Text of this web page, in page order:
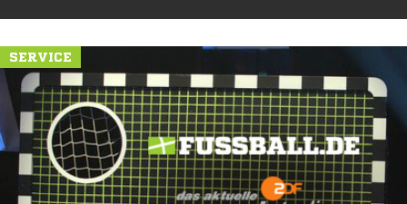
SERVICE